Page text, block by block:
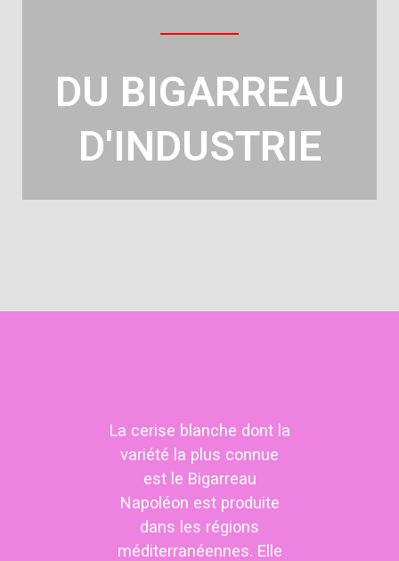
DU BIGARREAU
D'INDUSTRIE
La cerise blanche dont la
variété la plus connue
est le Bigarreau
Napoléon est produite
dans les régions
méditerranéennes. Elle